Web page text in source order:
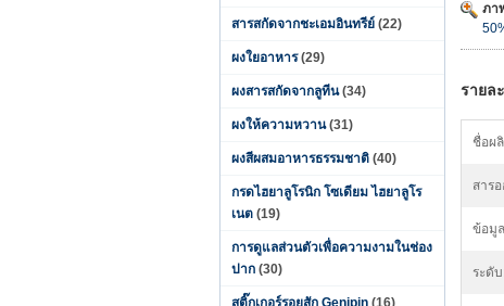
สารสกัดจากชะเอมอินทรีย์ (22)
ผงใยอาหาร (29)
ผงสารสกัดจากลูทีน (34)
ผงให้ความหวาน (31)
ผงสีผสมอาหารธรรมชาติ (40)
กรดไฮยาลูโรนิก โซเดียม ไฮยาลูโร
เนต (19)
การดูแลส่วนตัวเพื่อความงามในช่อง
ปาก (30)
สติ๊กเกอร์รอยสัก Genipin (16)
ภา
รายล
ชื่อผ
สาร
ข้อมู
ระดั